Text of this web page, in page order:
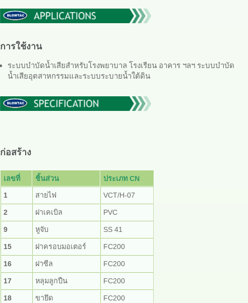
การใช้งาน
ระบบบำบัดน้ำเสียสำหรับโรงพยาบาล โรงเรียน อาคาร ฯลฯ ระบบบำบัด
น้ำเสียอุตสาหกรรมและระบบระบายน้ำใต้ดิน
ก่อสร้าง
เลขที่ ชิ้นส่วน ประเภท CN
1 สายไฟ VCT/H-07
2 ฝาเคเบิล PVC
9 หูจับ SS 41
15 ฝาครอบมอเตอร์ FC200
16 ฝาซีล FC200
17 หลุมลูกปืน FC200
18 ขายึด FC200